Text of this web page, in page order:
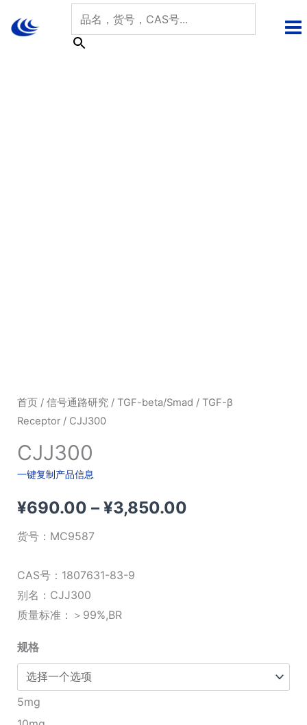
首页/ 信号通路研究/ TGF-beta/Smad / TGF-β
Receptor/ CJJ300
CJJ300
一键复制产品信息
¥690.00 – ¥3,850.00价
¥3,850.00
货号： MC9587
CAS号：1807631-83-9
别名：CJJ300
质量标准：＞99%,BR
规格
5mg